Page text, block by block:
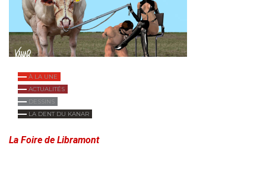
À LA UNE
ACTUALITÉS
DESSINS
LA DENT DU KANAR
La Foire de Libramont